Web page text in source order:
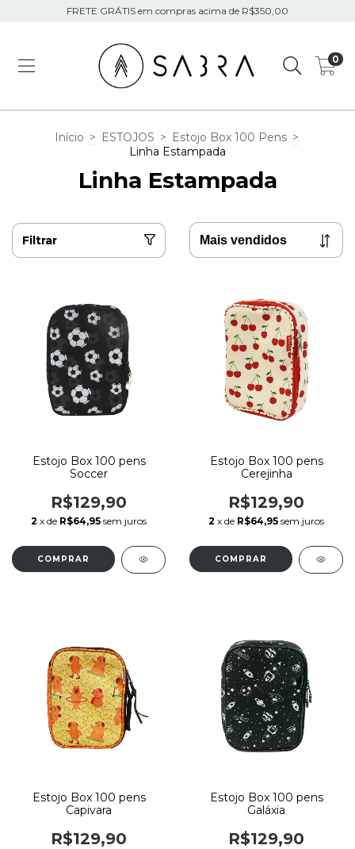
FRETE GRÁTIS em compras acima de R$350,00
0
Início > ESTOJOS > Estojo Box 100 Pens >
Linha Estampada
Linha Estampada
Filtrar
Estojo Box 100 pens
Soccer
R$129,90
2 x de R$64,95 sem juros
Estojo Box 100 pens
Cerejinha
R$129,90
2 x de R$64,95 sem juros
Estojo Box 100 pens
Capivara
R$129,90
Estojo Box 100 pens
Galáxia
R$129,90